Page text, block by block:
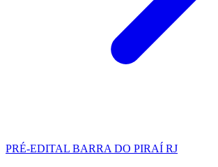
PRÉ-EDITAL BARRA DO PIRAÍ RJ